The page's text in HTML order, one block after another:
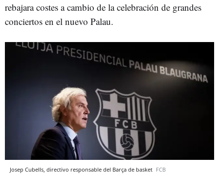
rebajara costes a cambio de la celebración de grandes
conciertos en el nuevo Palau.
Josep Cubells, directivo responsable del Barça de basket FCB